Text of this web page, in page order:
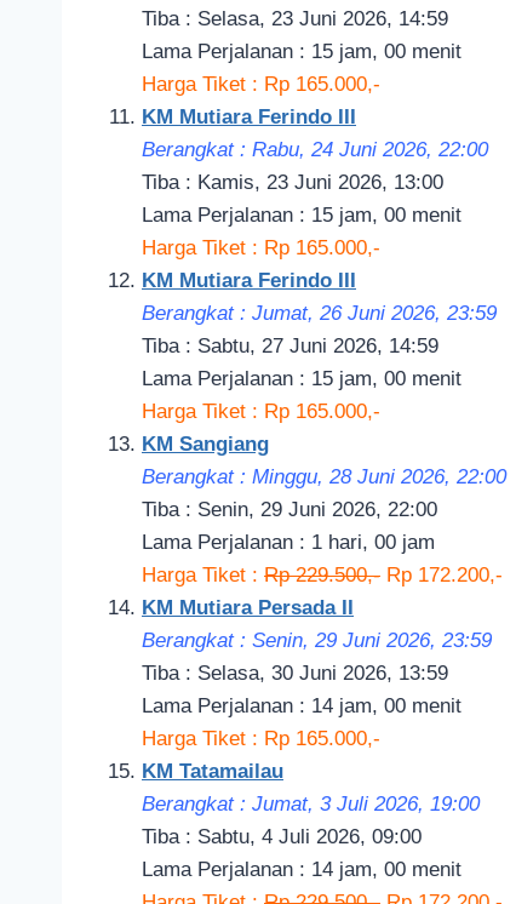
Tiba : Selasa, 23 Juni 2026, 14:59
Lama Perjalanan : 15 jam, 00 menit
Harga Tiket : Rp 165.000,-
KM Mutiara Ferindo III
Berangkat : Rabu, 24 Juni 2026, 22:00
Tiba : Kamis, 23 Juni 2026, 13:00
Lama Perjalanan : 15 jam, 00 menit
Harga Tiket : Rp 165.000,-
KM Mutiara Ferindo III
Berangkat : Jumat, 26 Juni 2026, 23:59
Tiba : Sabtu, 27 Juni 2026, 14:59
Lama Perjalanan : 15 jam, 00 menit
Harga Tiket : Rp 165.000,-
KM Sangiang
Berangkat : Minggu, 28 Juni 2026, 22:00
Tiba : Senin, 29 Juni 2026, 22:00
Lama Perjalanan : 1 hari, 00 jam
Harga Tiket : Rp 229.500,- Rp 172.200,-
KM Mutiara Persada II
Berangkat : Senin, 29 Juni 2026, 23:59
Tiba : Selasa, 30 Juni 2026, 13:59
Lama Perjalanan : 14 jam, 00 menit
Harga Tiket : Rp 165.000,-
KM Tatamailau
Berangkat : Jumat, 3 Juli 2026, 19:00
Tiba : Sabtu, 4 Juli 2026, 09:00
Lama Perjalanan : 14 jam, 00 menit